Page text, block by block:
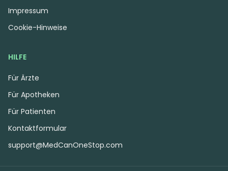
HILFE
Für Ärzte
Für Apotheken
Für Patienten
Kontaktformular
support@MedCanOneStop.com
Impressum
Cookie-Hinweise